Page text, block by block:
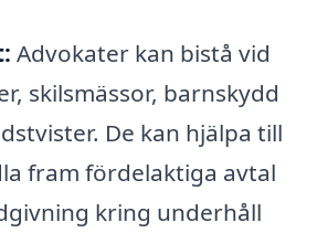
Advokater kan bistå vid
skilsmässor, barnskydd
De kan hjälpa till
fram fördelaktiga avtal
kring underhåll